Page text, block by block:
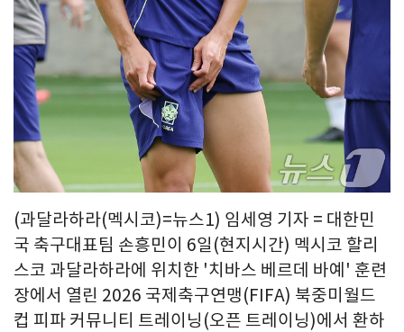
(과달라하라(멕시코)=뉴스1) 임세영 기자 = 대한민
국 축구대표팀 손흥민이 6일(현지시간) 멕시코 할리
스코 과달라하라에 위치한 '치바스 베르데 바예' 훈련
장에서 열린 2026 국제축구연맹(FIFA) 북중미월드
컵 피파 커뮤니티 트레이닝(오픈 트레이닝)에서 환하